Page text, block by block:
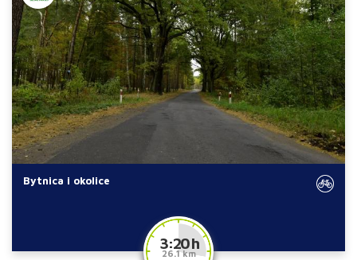
Bytnica i okolice
3:20 h
26.1 km